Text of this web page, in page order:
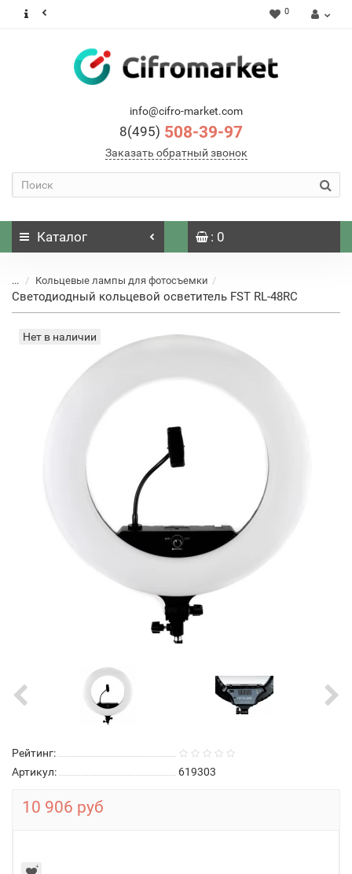
0
info@cifro-market.com
8(495) 508-39-97
Заказать обратный звонок
Каталог : 0
... Кольцевые лампы для фотосъемки
Светодиодный кольцевой осветитель FST RL-48RC
Нет в наличии
Рейтинг:
Артикул:
619303
10 906 руб